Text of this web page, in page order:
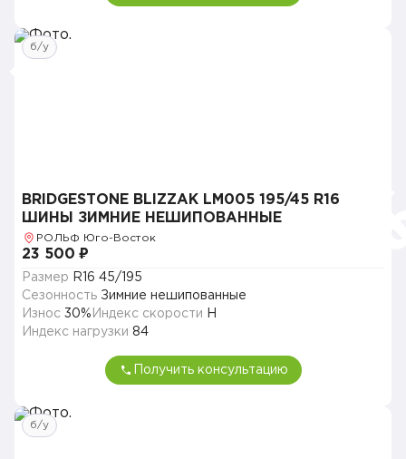
б/у
BRIDGESTONE BLIZZAK LM005 195/45 R16
ШИНЫ ЗИМНИЕ НЕШИПОВАННЫЕ
РОЛЬФ Юго-Восток
23 500 ₽
Размер
R16 45/195
Сезонность Зимние нешипованные
Износ 30% Индекс скорости
H
Индекс нагрузки 84
Получить консультацию
б/у